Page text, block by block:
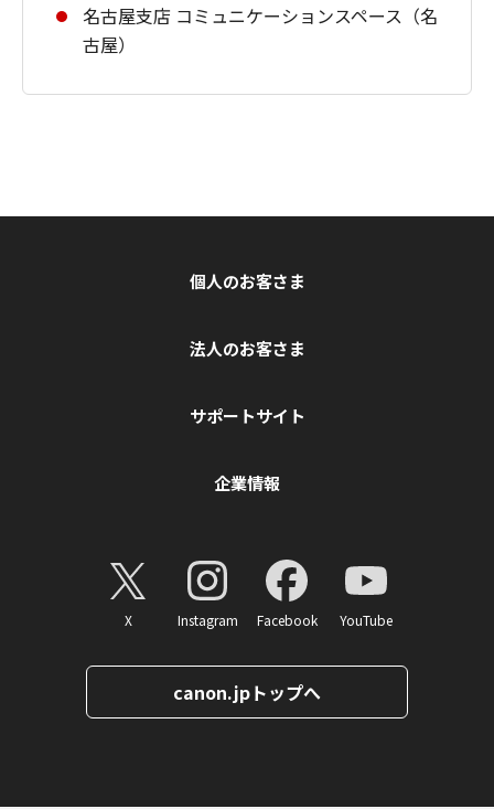
名古屋支店 コミュニケーションスペース（名
古屋）
個人のお客さま
法人のお客さま
サポートサイト
企業情報
X Instagram Facebook YouTube
canon.jpトップへ